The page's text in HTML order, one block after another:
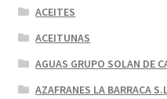
ACEITES
ACEITUNAS
AGUAS GRUPO SOLAN DE
AZAFRANES LA BARRACA